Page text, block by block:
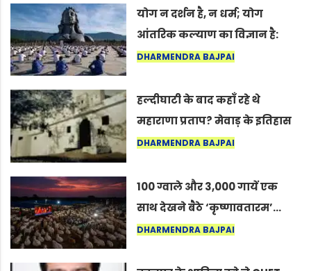
योग न दर्शन है, न धर्म; योग
आंतरिक कल्याण का विज्ञान है:
अंतरराष्ट्रीय योग दिवस 2026 पर
DHARMENDRA BAJPAI
हल्दीघाटी के बाद कहाँ रहे थे
महाराणा प्रताप? मेवाड़ के इतिहास
का वह अनकहा अध्याय जो आज भी
DHARMENDRA BAJPAI
100 ग्वाले और 3,000 गायें एक
साथ देखने बैठे ‘कृष्णावतारम’…
नागपुर में दिखा ऐसा नज़ारा कि
DHARMENDRA BAJPAI